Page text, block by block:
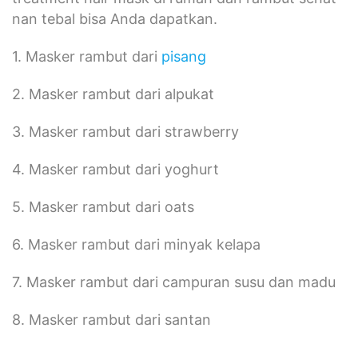
nan tebal bisa Anda dapatkan.
1. Masker rambut dari pisang
2. Masker rambut dari alpukat
3. Masker rambut dari strawberry
4. Masker rambut dari yoghurt
5. Masker rambut dari oats
6. Masker rambut dari minyak kelapa
7. Masker rambut dari campuran susu dan madu
8. Masker rambut dari santan